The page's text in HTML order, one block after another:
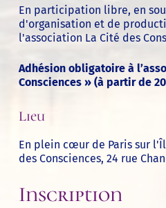
En participation libre, en
d'organisation et de
l'association La Cité des
Adhésion obligatoire à
Consciences » (à partir de
Lieu
En plein cœur de Paris sur
des Consciences, 24 rue
Inscription